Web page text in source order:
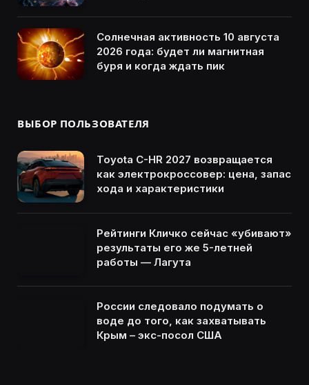
Солнечная активность 10 августа
2026 года: будет ли магнитная
буря и когда ждать пик
ВЫБОР ПОЛЬЗОВАТЕЛЯ
Toyota C-HR 2027 возвращается
как электрокроссовер: цена, запас
хода и характеристики
Рейтинги Кличко сейчас «убивают»
результаты его же 5-летней
работы — Лагута
России следовало подумать о
воде до того, как захватывать
Крым – экс-посол США